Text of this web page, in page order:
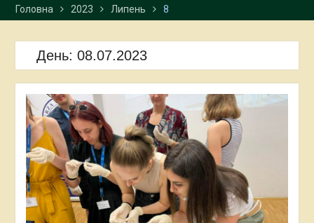
Головна 2023 Липень 8
День: 08.07.2023